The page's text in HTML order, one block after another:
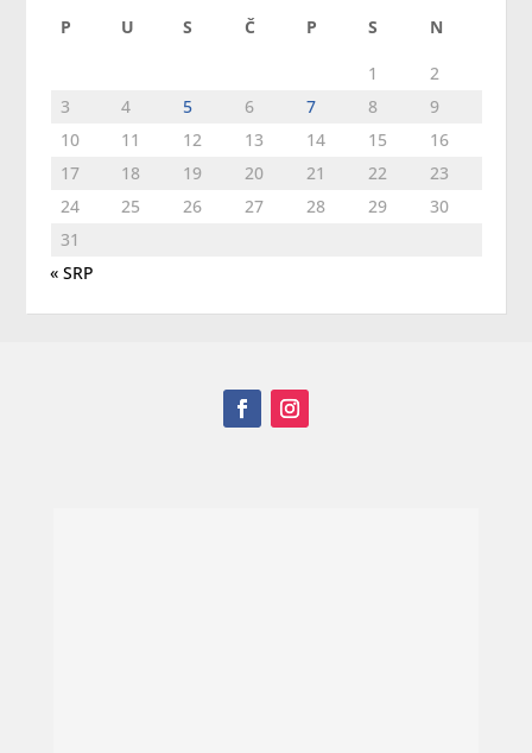
P U S Č P S N
1
2
3
4 5 6 7 8
9
10
11 12 13 14 15
16
17
18 19 20 21 22
23
24
25 26 27 28 29
30
31
« SRP